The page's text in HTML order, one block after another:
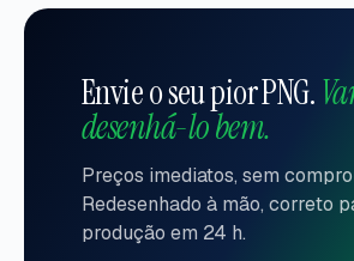
Envie o seu pior PNG.
desenhá-lo bem.
Preços imediatos, sem
Redesenhado à mão, correto
produção em 24 h.